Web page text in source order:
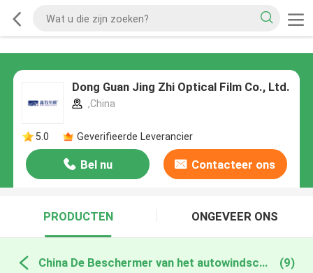
Dong Guan Jing Zhi Optical Film Co., Ltd.
,China
5.0 Geverifieerde Leverancier
Bel nu Contacteer ons
PRODUCTEN ONGEVEER ONS
China De Beschermer van het autowindscherm (9)